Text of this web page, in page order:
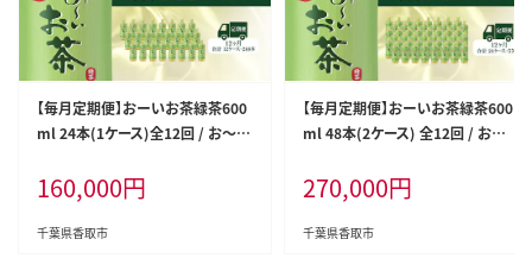
【毎月定期便】おーいお茶緑茶600
ml 24本(1ケース)全12回 / お～い
トル飲料 ペットボトル ケース 箱買
い 箱 常備 常温 備蓄 防災 まとめ
買い 飲料 ソフトドリンク 送料無料
160,000円
千葉県香取市
【毎月定期便】おーいお茶緑茶600
ml 48本(2ケース) 全12回 / お～
ボトル飲料 ペットボトル ケース 箱
買い 箱 常備 常温 備蓄 防災 まと
め買い 飲料 ソフトドリンク 送料無
270,000円
千葉県香取市